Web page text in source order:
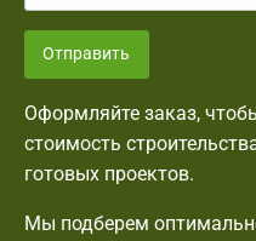
Отправить
Оформляйте заказ,
стоимость
готовых проектов.
Мы подберем